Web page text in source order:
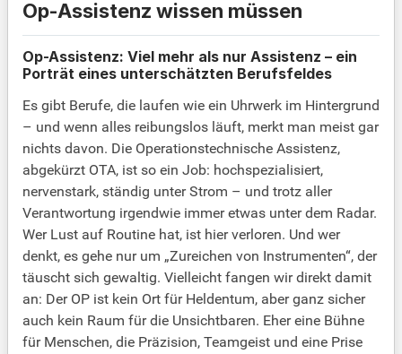
Op-Assistenz wissen müssen
Op-Assistenz: Viel mehr als nur Assistenz – ein
Porträt eines unterschätzten Berufsfeldes
Es gibt Berufe, die laufen wie ein Uhrwerk im Hintergrund
– und wenn alles reibungslos läuft, merkt man meist gar
nichts davon. Die Operationstechnische Assistenz,
abgekürzt OTA, ist so ein Job: hochspezialisiert,
nervenstark, ständig unter Strom – und trotz aller
Verantwortung irgendwie immer etwas unter dem Radar.
Wer Lust auf Routine hat, ist hier verloren. Und wer
denkt, es gehe nur um „Zureichen von Instrumenten“, der
täuscht sich gewaltig. Vielleicht fangen wir direkt damit
an: Der OP ist kein Ort für Heldentum, aber ganz sicher
auch kein Raum für die Unsichtbaren. Eher eine Bühne
für Menschen, die Präzision, Teamgeist und eine Prise